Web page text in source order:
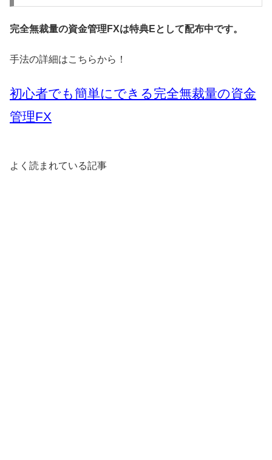
完全無裁量の資金管理FXは特典Eとして配布中です。
手法の詳細はこちらから！
初心者でも簡単にできる完全無裁量の資金
管理FX
よく読まれている記事